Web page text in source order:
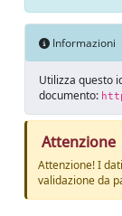
Informazioni
Utilizza questo
documento:
Attenzione
Attenzione! I
validazione da